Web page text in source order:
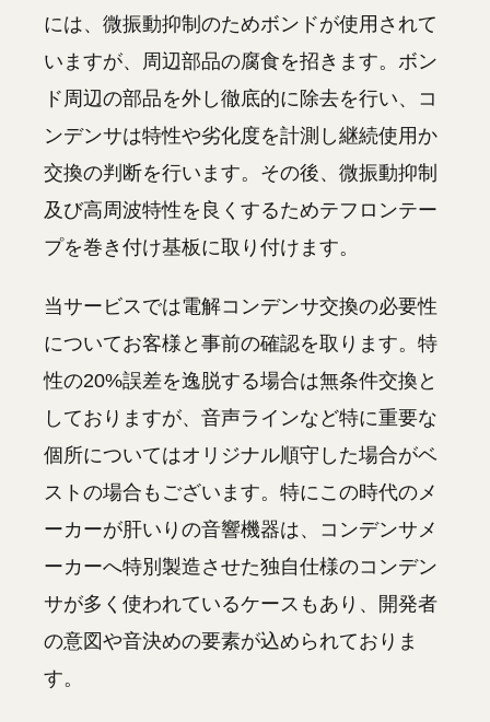
には、微振動抑制のためボンドが使用されて
いますが、周辺部品の腐食を招きます。ボン
ド周辺の部品を外し徹底的に除去を行い、コ
ンデンサは特性や劣化度を計測し継続使用か
交換の判断を行います。その後、微振動抑制
及び高周波特性を良くするためテフロンテー
プを巻き付け基板に取り付けます。
当サービスでは電解コンデンサ交換の必要性
についてお客様と事前の確認を取ります。特
性の20%誤差を逸脱する場合は無条件交換と
しておりますが、音声ラインなど特に重要な
個所についてはオリジナル順守した場合がベ
ストの場合もございます。特にこの時代のメ
ーカーが肝いりの音響機器は、コンデンサメ
ーカーへ特別製造させた独自仕様のコンデン
サが多く使われているケースもあり、開発者
の意図や音決めの要素が込められておりま
す。